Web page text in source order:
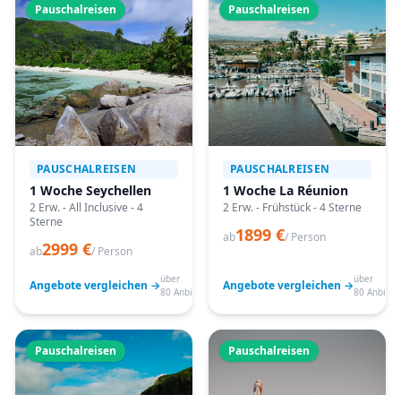
Pauschalreisen
PAUSCHALREISEN
1 Woche Seychellen
2 Erw. - All Inclusive - 4
Sterne
ab2999 €/ Person
Angebote vergleichen →über
80 Anbieter
Pauschalreisen
PAUSCHALREISEN
1 Woche La Réunion
2 Erw. - Frühstück - 4 Sterne
ab1899 €/ Person
Angebote vergleichen →über
80
Pauschalreisen Pauschalreisen